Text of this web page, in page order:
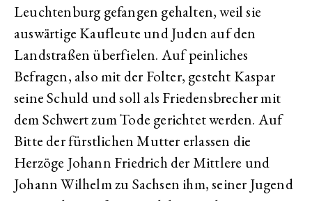
Leuchtenburg gefangen gehalten, weil sie
auswärtige Kaufleute und Juden auf den
Landstraßen überfielen. Auf peinliches
Befragen, also mit der Folter, gesteht Kaspar
seine Schuld und soll als Friedensbrecher mit
dem Schwert zum Tode gerichtet werden. Auf
Bitte der fürstlichen Mutter erlassen die
Herzöge Johann Friedrich der Mittlere und
Johann Wilhelm zu Sachsen ihm, seiner Jugend